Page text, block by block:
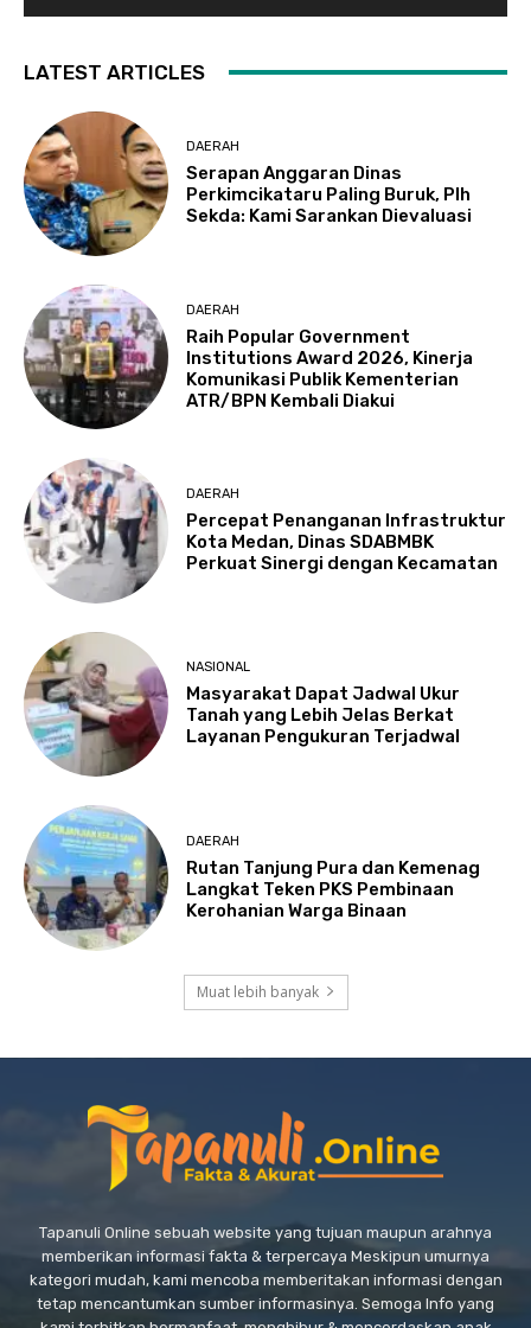
LATEST ARTICLES
DAERAH
Serapan Anggaran Dinas
Perkimcikataru Paling Buruk, Plh
Sekda: Kami Sarankan Dievaluasi
DAERAH
Raih Popular Government
Institutions Award 2026, Kinerja
Komunikasi Publik Kementerian
ATR/BPN Kembali Diakui
DAERAH
Percepat Penanganan Infrastruktur
Kota Medan, Dinas SDABMBK
Perkuat Sinergi dengan Kecamatan
NASIONAL
Masyarakat Dapat Jadwal Ukur
Tanah yang Lebih Jelas Berkat
Layanan Pengukuran Terjadwal
DAERAH
Rutan Tanjung Pura dan Kemenag
Langkat Teken PKS Pembinaan
Kerohanian Warga Binaan
Muat lebih banyak
Tapanuli Online sebuah website yang tujuan maupun arahnya
memberikan informasi fakta & terpercaya Meskipun umurnya
kategori mudah, kami mencoba memberitakan informasi dengan
tetap mencantumkan sumber informasinya. Semoga Info yang